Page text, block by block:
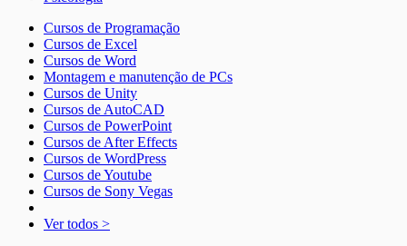
Cursos de Programação
Cursos de Excel
Cursos de Word
Montagem e manutenção de PCs
Cursos de Unity
Cursos de AutoCAD
Cursos de PowerPoint
Cursos de After Effects
Cursos de WordPress
Cursos de Youtube
Cursos de Sony Vegas
Ver todos >